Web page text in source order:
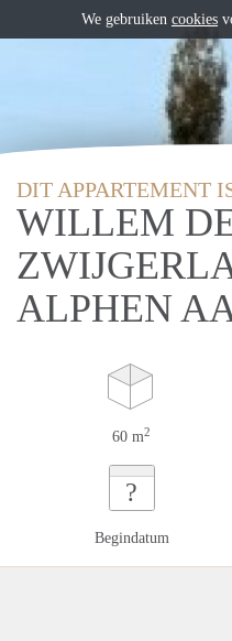
DIT APPARTEMENT
WILLEM
ALPHEN
60 m2
?
Begindatum
We gebruiken cookies